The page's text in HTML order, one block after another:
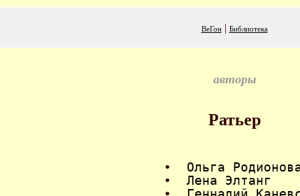
ВеГон| Библиотека
авторы
Ратьер
• Ольга
• Лена Элтанг